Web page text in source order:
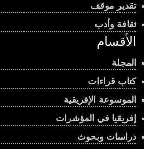
تقدير موقف
ثقافة وأدب
الأقسام
المجلة
كتاب قراءات
الموسوعة الإفريقية
إفريقيا في المؤشرات
دراسات وبحوث